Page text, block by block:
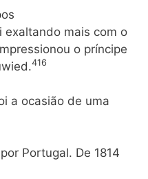
exaltando mais com o
o príncipe
416
a ocasião de uma
Portugal. De 1814